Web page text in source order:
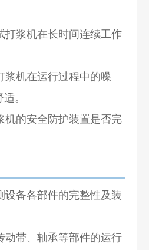
打浆机在长时间连续工作
浆机在运行过程中的噪
。
机的安全防护装置是否完
设备各部件的完整性及装
动带、轴承等部件的运行